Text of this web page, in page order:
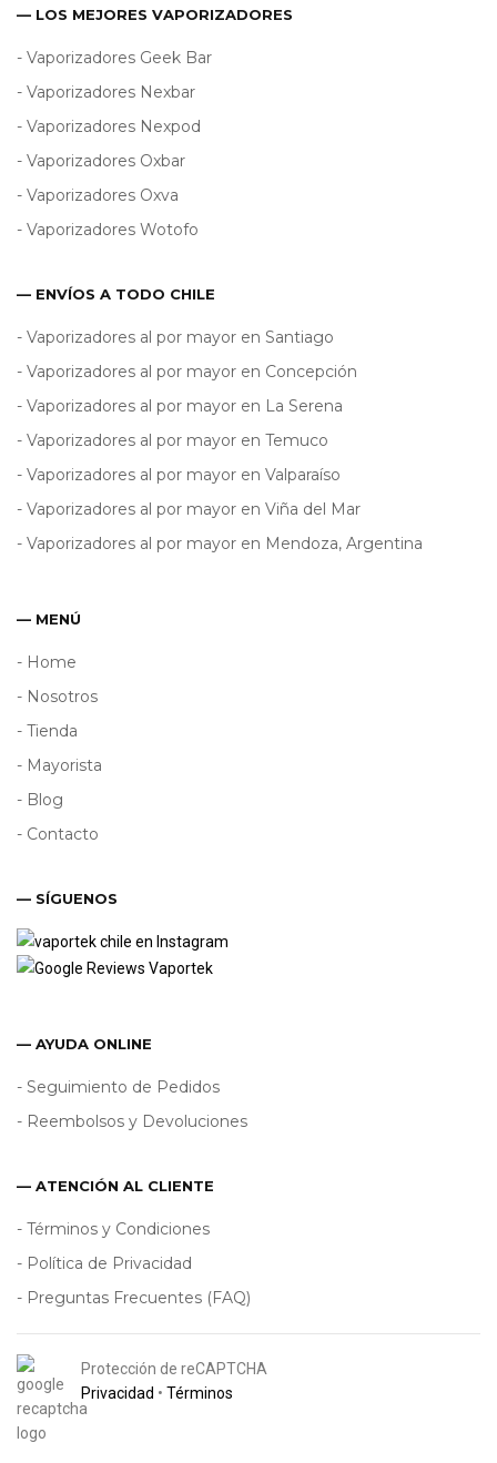
— LOS MEJORES VAPORIZADORES
- Vaporizadores Geek Bar
- Vaporizadores Nexbar
- Vaporizadores Nexpod
- Vaporizadores Oxbar
- Vaporizadores Oxva
- Vaporizadores Wotofo
— ENVÍOS A TODO CHILE
- Vaporizadores al por mayor en Santiago
- Vaporizadores al por mayor en Concepción
- Vaporizadores al por mayor en La Serena
- Vaporizadores al por mayor en Temuco
- Vaporizadores al por mayor en Valparaíso
- Vaporizadores al por mayor en Viña del Mar
- Vaporizadores al por mayor en Mendoza, Argentina
— MENÚ
- Home
- Nosotros
- Tienda
- Mayorista
- Blog
- Contacto
— SÍGUENOS
— AYUDA ONLINE
- Seguimiento de Pedidos
- Reembolsos y Devoluciones
— ATENCIÓN AL CLIENTE
- Términos y Condiciones
- Política de Privacidad
- Preguntas Frecuentes (FAQ)
Protección de reCAPTCHA
Privacidad • Términos